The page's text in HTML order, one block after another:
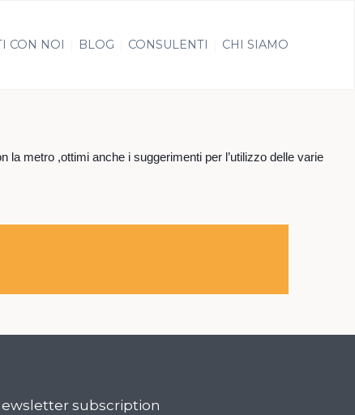
CON NOI BLOG CONSULENTI CHI SIAMO
metro ,ottimi anche i suggerimenti per l’utilizzo delle varie
subscription